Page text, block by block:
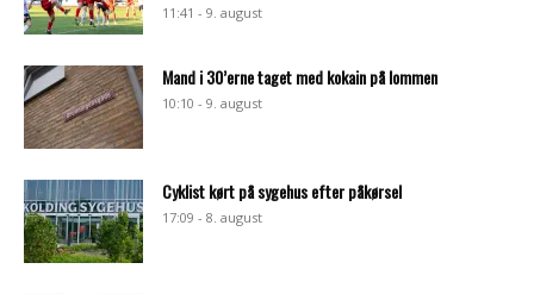
11:41 - 9. august
Mand i 30’erne taget med kokain på lommen
10:10 - 9. august
Cyklist kørt på sygehus efter påkørsel
17:09 - 8. august